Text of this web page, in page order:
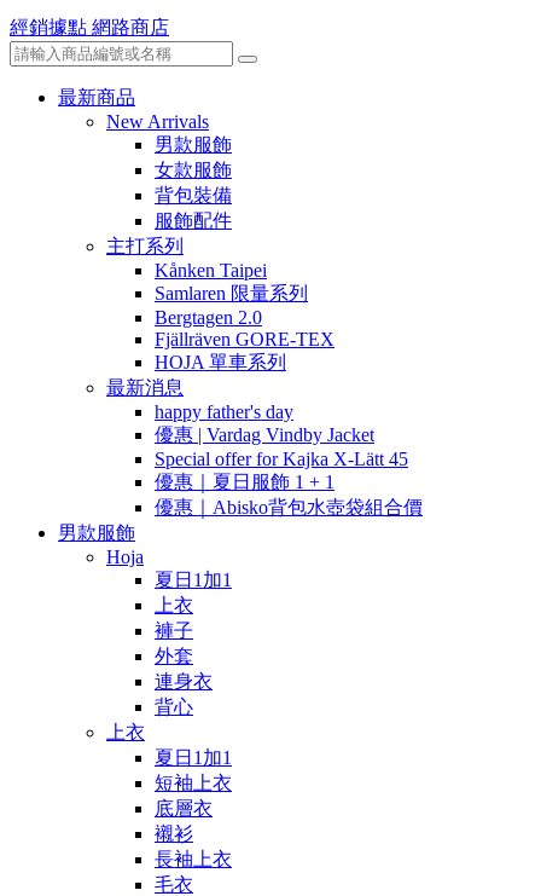
經銷據點 網路商店
最新商品
New Arrivals
男款服飾
女款服飾
背包裝備
服飾配件
主打系列
Kånken Taipei
Samlaren 限量系列
Bergtagen 2.0
Fjällräven GORE-TEX
HOJA 單車系列
最新消息
happy father's day
優惠 | Vardag Vindby Jacket
Special offer for Kajka X-Lätt 45
優惠｜夏日服飾 1 + 1
優惠｜Abisko背包水壺袋組合價
男款服飾
Hoja
夏日1加1
上衣
褲子
外套
連身衣
背心
上衣
夏日1加1
短袖上衣
底層衣
襯衫
長袖上衣
毛衣